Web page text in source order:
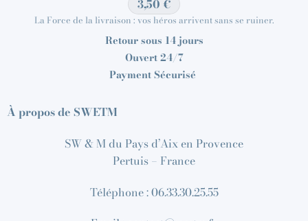
3,50 €
La Force de la livraison : vos héros arrivent sans se ruiner.
Retour sous 14 jours
Ouvert 24/7
Payment Sécurisé
À propos de SWETM
SW & M du Pays d’Aix en Provence
Pertuis – France
Téléphone : 06.33.30.25.55